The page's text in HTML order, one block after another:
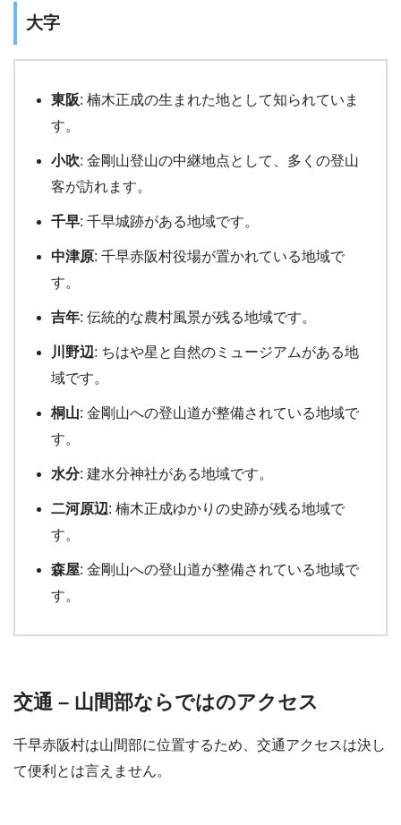
大字
東阪: 楠木正成の生まれた地として知られていま
す。
小吹: 金剛山登山の中継地点として、多くの登山
客が訪れます。
千早: 千早城跡がある地域です。
中津原: 千早赤阪村役場が置かれている地域で
す。
吉年: 伝統的な農村風景が残る地域です。
川野辺: ちはや星と自然のミュージアムがある地
域です。
桐山: 金剛山への登山道が整備されている地域で
す。
水分: 建水分神社がある地域です。
二河原辺: 楠木正成ゆかりの史跡が残る地域で
す。
森屋: 金剛山への登山道が整備されている地域で
す。
交通 – 山間部ならではのアクセス
千早赤阪村は山間部に位置するため、交通アクセスは決し
て便利とは言えません。